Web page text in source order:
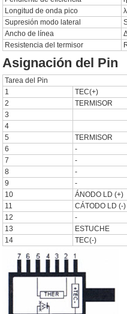
Longitud de onda pico
Supresión modo lateral
Ancho de línea
Resistencia del termisor
Asignación del Pin
Tarea del Pin
1
TEC(+)
2
TERMISOR
3
4
5
TERMISOR
6
-
7
-
8
-
9
-
10
ÁNODO LD (+)
11
CÁTODO LD (-)
12
-
13
ESTUCHE
14
TEC(-)